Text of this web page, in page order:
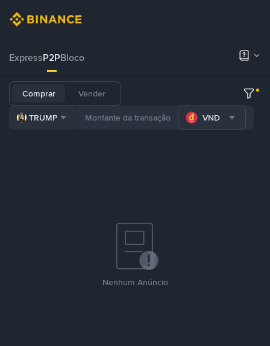
ExpressP2PBloco
Comprar Vender
TRUMP VND
Nenhum Anúncio